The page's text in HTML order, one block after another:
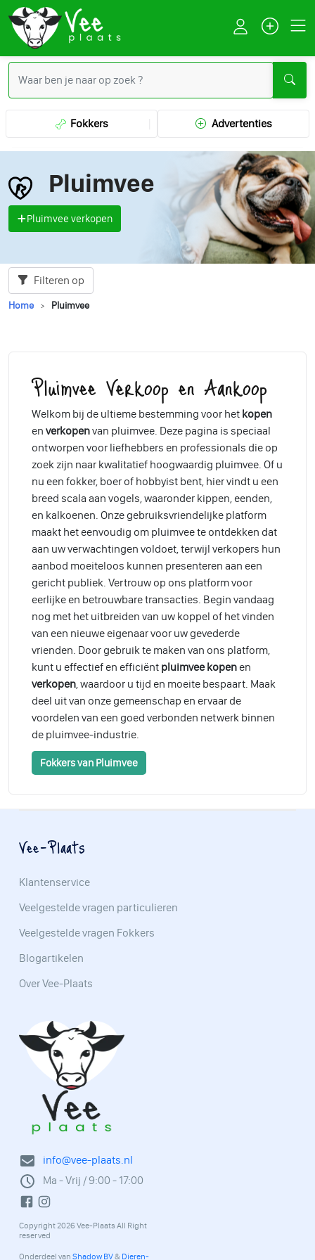
Fokkers Advertenties
Pluimvee
Pluimvee verkopen
Filteren op
Home Pluimvee
Pluimvee Verkoop en Aankoop
Welkom bij de ultieme bestemming voor het kopen
en verkopenvan pluimvee. Deze pagina is speciaal
ontworpen voor liefhebbers en professionals die op
zoek zijn naar kwalitatief hoogwaardig pluimvee. Of u
nu een fokker, boer of hobbyist bent, hier vindt u een
breed scala aan vogels, waaronder kippen, eenden,
en kalkoenen. Onze gebruiksvriendelijke platform
maakt het eenvoudig om pluimvee te ontdekken dat
aan uw verwachtingen voldoet, terwijl verkopers hun
aanbod moeiteloos kunnen presenteren aan een
gericht publiek. Vertrouw op ons platform voor
eerlijke en betrouwbare transacties. Begin vandaag
nog met het uitbreiden van uw koppel of het vinden
van een nieuwe eigenaar voor uw gevederde
vrienden. Door gebruik te maken van ons platform,
kunt u effectief en efficiënt pluimvee kopen en
verkopen, waardoor u tijd en moeite bespaart. Maak
deel uit van onze gemeenschap en ervaar de
voordelen van een goed verbonden netwerk binnen
de pluimvee-industrie.
Fokkers van Pluimvee
info@vee-plaats.nl
Ma - Vrij / 9:00 - 17:00
Copyright 2026 Vee-Plaats All Right
reserved
Onderdeel van Shadow BV& Dieren-
Vee-Plaats
Klantenservice
Veelgestelde vragen particulieren
Veelgestelde vragen Fokkers
Blogartikelen
Over Vee-Plaats